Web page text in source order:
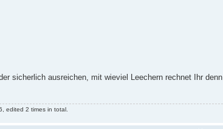
sicherlich ausreichen, mit wieviel Leechern rechnet Ihr denn
edited 2 times in total.